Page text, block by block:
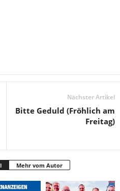
Nächster Artikel
Bitte Geduld (Fröhlich am
Freitag)
Mehr vom Autor